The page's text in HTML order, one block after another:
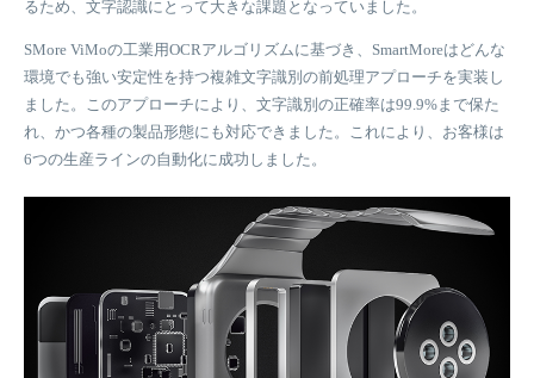
るため、文字認識にとって大きな課題となっていました。
SMore ViMoの工業用OCRアルゴリズムに基づき、SmartMoreはどんな
環境でも強い安定性を持つ複雑文字識別の前処理アプローチを実装し
ました。このアプローチにより、文字識別の正確率は99.9%まで保た
れ、かつ各種の製品形態にも対応できました。これにより、お客様は
6つの生産ラインの自動化に成功しました。
員80%削減、製品安全性と生産効率を劇的改善
は、包装形状の変化に自動適応し、光の反射によるノイズを効果的に
導入効果： ✅識別率: 100% ✅正確率: 100% ✅1回あたりの検査時間: わ
ずか300ミリ秒 ✅処理効率: 7,000 UPH (1時間あたりの処理ユニット数)
以上 ✅3ラインで100% AI全数検査を実現包装品質と生産効率の顕著な
向上を実現